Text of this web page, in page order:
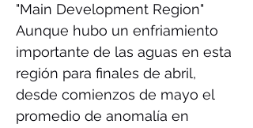
"Main Development Region"
Aunque hubo un enfriamiento
importante de las aguas en esta
región para finales de abril,
desde comienzos de mayo el
promedio de anomalía en